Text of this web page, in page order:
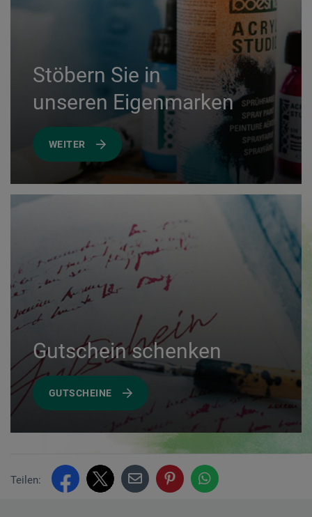
Stöbern Sie in
unseren Eigenmarken
WEITER
Gutschein schenken
GUTSCHEINE
Teilen: